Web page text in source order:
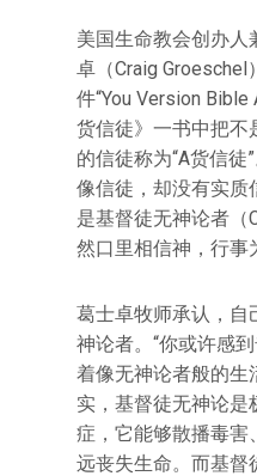
美国生命教会创办人
卓（Craig
件“You Version
货信徒》一书中把不
的信徒称为“A货信徒
像信徒，却没有实质
是基督徒无神论者（
然口里相信神，行事
葛士卓牧师承认，自
神论者。“你或许感
着像无神论者般的生
实，基督徒无神论是
症，它能够散播毒害
远丧失生命。而基督